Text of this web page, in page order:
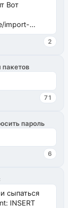
Вот
import-
2
пакетов
71
пароль
6
сыпаться
INSERT